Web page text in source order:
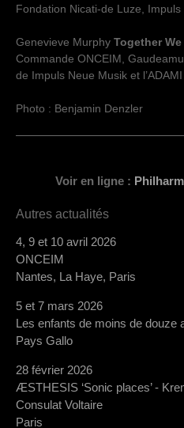
Fondation Nicati-de Luze, Impuls
Genevieve Murphy Together
Commande ONCEIM,
de Impuls Neue Musik et l’ADAMI
Photo : Benjamin Denzler
Voir en ligne :
Autres actualités
4, 9 et 10 avril 2026
ONCEIM
Nantes, La Haye, Paris
5 et 7 mars 2026
Les enfants de moins de douze
Pays Gallo
28 février 2026
ÆSTHESIS ‘Sonic places’ -
Consulat Voltaire
Paris